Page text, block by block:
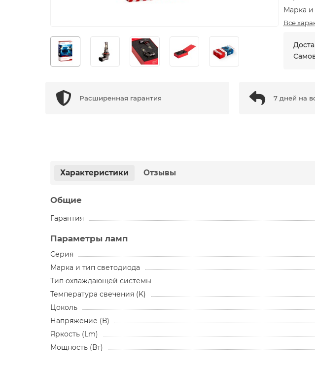
Марка и
Все
Расширенная гарантия 7 дней на
Характеристики Отзывы
Общие
Гарантия
Параметры ламп
Серия
Марка и тип светодиода
Тип охлаждающей системы
Температура свечения (K)
Цоколь
Напряжение (В)
Яркость (Lm)
Мощность (Вт)